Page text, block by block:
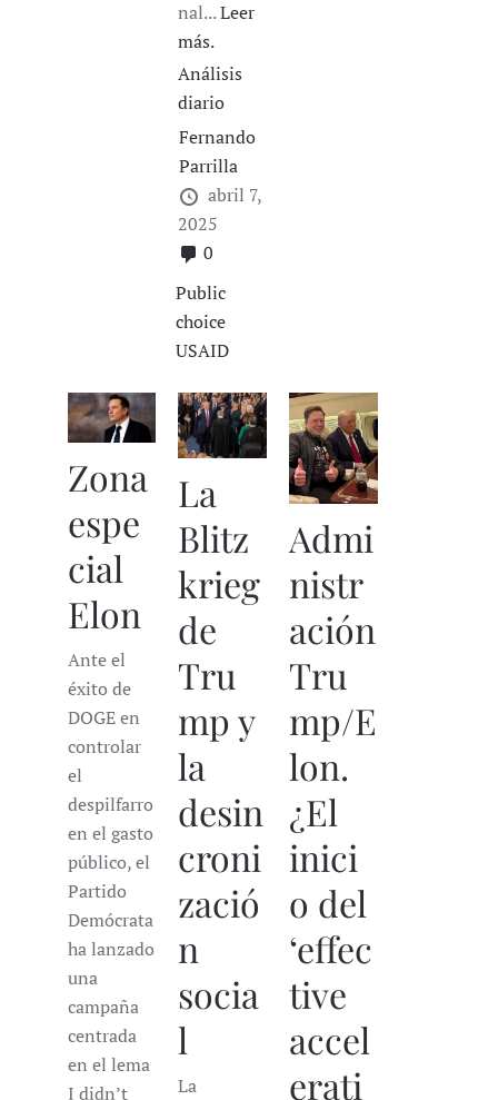
nal...Leer
más.
Análisis
diario
Fernando
Parrilla
abril 7,
2025
0
Public
choice
USAID
Zona
espe
cial
Elon
Ante el
éxito de
DOGE en
controlar
el
despilfarro
en el gasto
público, el
Partido
Demócrata
ha lanzado
una
campaña
centrada
en el lema
I didn’t
La
Blitz
krieg
de
Tru
mp y
la
desin
croni
zació
n
socia
l
La
Admi
nistr
ación
Tru
mp/E
lon.
¿El
inici
o del
‘effec
tive
accel
erati